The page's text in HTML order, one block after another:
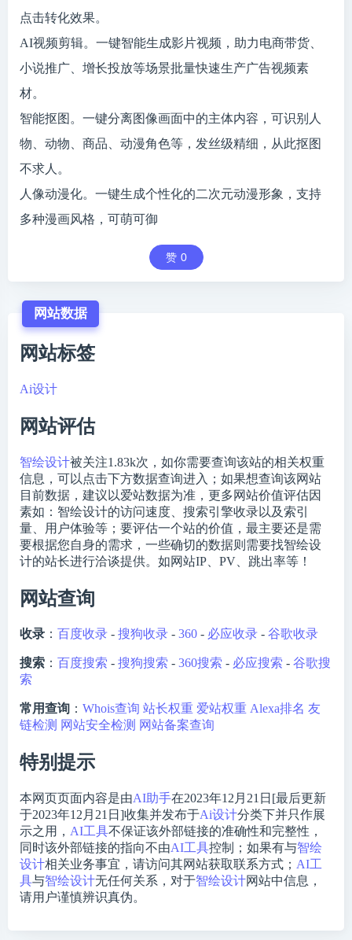
点击转化效果。
AI视频剪辑。一键智能生成影片视频，助力电商带货、
小说推广、增长投放等场景批量快速生产广告视频素
材。
智能抠图。一键分离图像画面中的主体内容，可识别人
物、动物、商品、动漫角色等，发丝级精细，从此抠图
不求人。
人像动漫化。一键生成个性化的二次元动漫形象，支持
多种漫画风格，可萌可御
赞 0
网站数据
网站标签
Ai设计
网站评估
智绘设计被关注1.83k次，如你需要查询该站的相关权重
信息，可以点击下方数据查询进入；如果想查询该网站
目前数据，建议以爱站数据为准，更多网站价值评估因
素如：智绘设计的访问速度、搜索引擎收录以及索引
量、用户体验等；要评估一个站的价值，最主要还是需
要根据您自身的需求，一些确切的数据则需要找智绘设
计的站长进行洽谈提供。如网站IP、PV、跳出率等！
网站查询
收录 ： 百度收录 - 搜狗收录 - 360 - 必应收录 - 谷歌收录
搜索 ： 百度搜索 - 搜狗搜索 - 360搜索 - 必应搜索 - 谷歌搜
索
常用查询 ： Whois查询 站长权重 爱站权重 Alexa排名 友
链检测 网站安全检测 网站备案查询
特别提示
本网页页面内容是由AI助手在2023年12月21日[最后更新
于2023年12月21日]收集并发布于Ai设计分类下并只作展
示之用， AI工具不保证该外部链接的准确性和完整性，
同时该外部链接的指向不由AI工具控制；如果有与智绘
设计相关业务事宜，请访问其网站获取联系方式； AI工
具与智绘设计无任何关系，对于智绘设计网站中信息，
请用户谨慎辨识真伪。